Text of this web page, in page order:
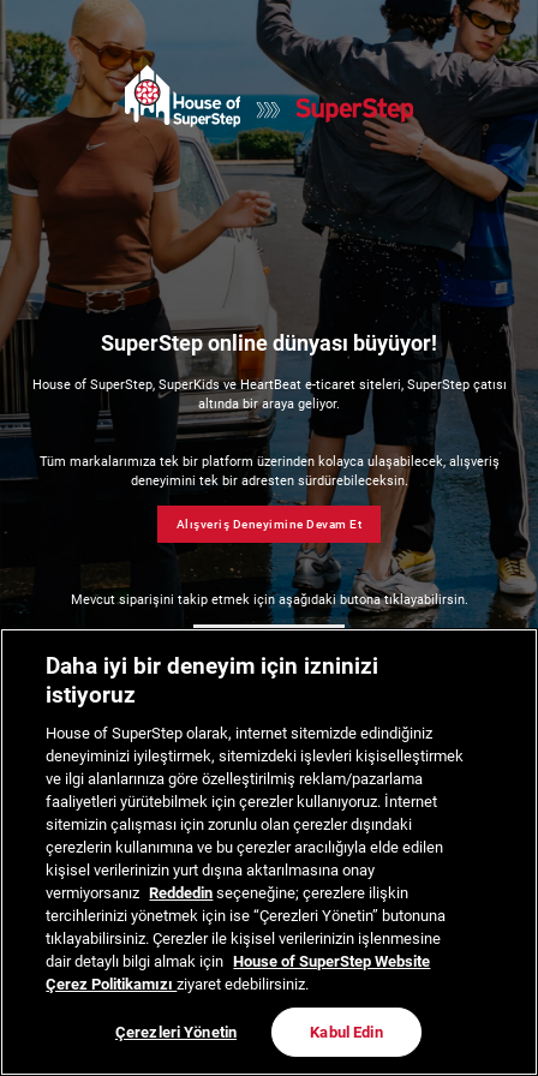
SuperStep online dünyası büyüyor!
House of SuperStep, SuperKids ve HeartBeat e-ticaret siteleri, SuperStep çatısı
altında bir araya geliyor.
Tüm markalarımıza tek bir platform üzerinden kolayca ulaşabilecek, alışveriş
deneyimini tek bir adresten sürdürebileceksin.
Alışveriş Deneyimine Devam Et
Mevcut siparişini takip etmek için aşağıdaki butona tıklayabilirsin.
Daha iyi bir deneyim için izninizi
istiyoruz
House of SuperStep olarak, internet sitemizde edindiğiniz
deneyiminizi iyileştirmek, sitemizdeki işlevleri kişiselleştirmek
ve ilgi alanlarınıza göre özelleştirilmiş reklam/pazarlama
faaliyetleri yürütebilmek için çerezler kullanıyoruz. İnternet
sitemizin çalışması için zorunlu olan çerezler dışındaki
çerezlerin kullanımına ve bu çerezler aracılığıyla elde edilen
kişisel verilerinizin yurt dışına aktarılmasına onay
vermiyorsanız Reddedin seçeneğine; çerezlere ilişkin
tercihlerinizi yönetmek için ise “Çerezleri Yönetin” butonuna
tıklayabilirsiniz. Çerezler ile kişisel verilerinizin işlenmesine
dair detaylı bilgi almak için House of SuperStep Website
Çerez Politikamızıziyaret edebilirsiniz.
Çerezleri Yönetin Kabul Edin